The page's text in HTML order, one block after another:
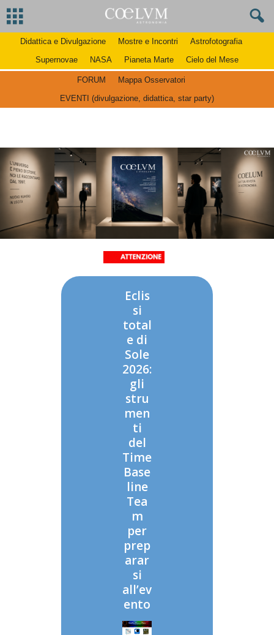
Didattica e Divulgazione Mostre e Incontri
Astrofotografia
Supernovae
NASA Pianeta Marte Cielo del Mese
FORUM
Mappa Osservatori
EVENTI (divulgazione, didattica, star party)
Eclis
si
total
e di
Sole
2026:
gli
stru
men
ti
del
Time
Base
line
Tea
m
per
prep
arar
si
all’ev
ento